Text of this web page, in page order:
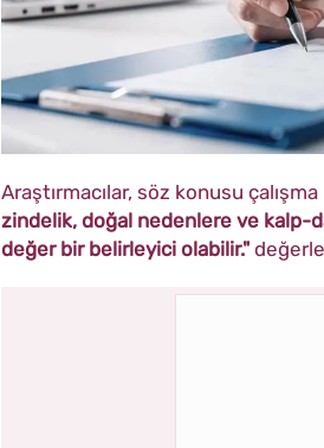
Araştırmacılar, söz konusu çalışma
zindelik, doğal nedenlere ve kalp-
değer bir belirleyici olabilir."